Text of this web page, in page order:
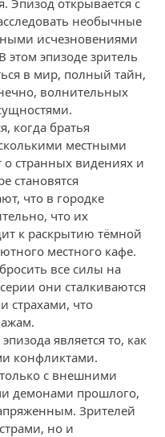
Эпизод открывается с
необычные
исчезновениями
эпизоде зритель
в мир, полный тайн,
волнительных
когда братья
местными
странных видениях и
становятся
что в городке
что их
к раскрытию тёмной
местного кафе.
все силы на
они сталкиваются
страхами, что
является то, как
конфликтами.
с внешними
демонами прошлого,
Зрителей
но и